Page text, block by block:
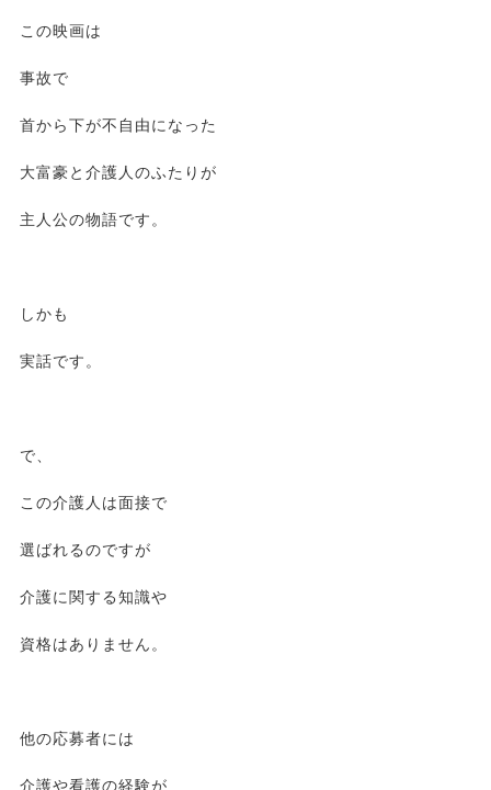
この映画は
事故で
首から下が不自由になった
大富豪と介護人のふたりが
主人公の物語です。
しかも
実話です。
で、
この介護人は面接で
選ばれるのですが
介護に関する知識や
資格はありません。
他の応募者には
介護や看護の経験が